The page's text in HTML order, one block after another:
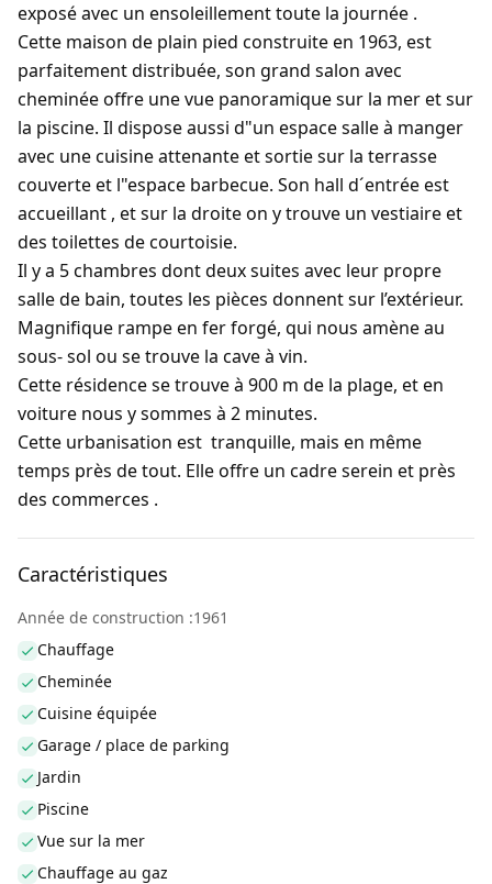
exposé avec un ensoleillement toute la journée .
Cette maison de plain pied construite en 1963, est
parfaitement distribuée, son grand salon avec
cheminée offre une vue panoramique sur la mer et sur
la piscine. Il dispose aussi d"un espace salle à manger
avec une cuisine attenante et sortie sur la terrasse
couverte et l"espace barbecue. Son hall d´entrée est
accueillant , et sur la droite on y trouve un vestiaire et
des toilettes de courtoisie.
Il y a 5 chambres dont deux suites avec leur propre
salle de bain, toutes les pièces donnent sur l’extérieur.
Magnifique rampe en fer forgé, qui nous amène au
sous- sol ou se trouve la cave à vin.
Cette résidence se trouve à 900 m de la plage, et en
voiture nous y sommes à 2 minutes.
Cette urbanisation est tranquille, mais en même
temps près de tout. Elle offre un cadre serein et près
des commerces .
Caractéristiques
Année de construction :1961
Chauffage
Cheminée
Cuisine équipée
Garage / place de parking
Jardin
Piscine
Vue sur la mer
Chauffage au gaz